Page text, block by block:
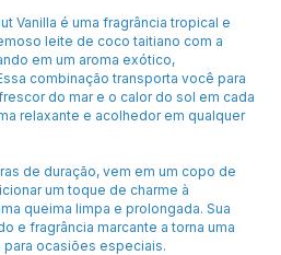
Vanilla é uma fragrância tropical e
leite de coco taitiano com a
em um aroma exótico,
combinação transporta você para
do mar e o calor do sol em cada
relaxante e acolhedor em qualquer
de duração, vem em um copo de
um toque de charme à
queima limpa e prolongada. Sua
e fragrância marcante a torna uma
ocasiões especiais.